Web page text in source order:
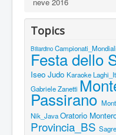
Topics
Biliardino Campionati_Mondiali
Festa dello
Iseo Judo Karaoke
Gabriele Zanetti
Passirano
Nik_JavaOratorio
Provincia_BS Sagre